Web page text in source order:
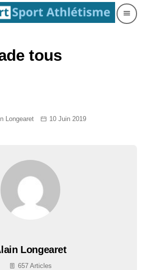
menu
tous
Longearet 10 Juin 2019
Longearet
657 Articles